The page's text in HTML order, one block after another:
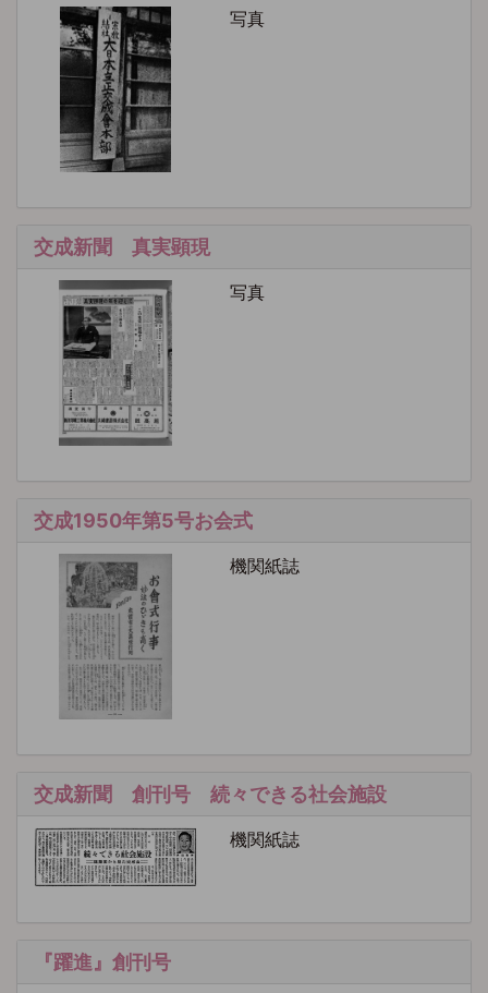
写真
交成新聞 真実顕現
写真
交成1950年第5号お会式
機関紙誌
交成新聞 創刊号 続々できる社会施設
機関紙誌
『躍進』創刊号